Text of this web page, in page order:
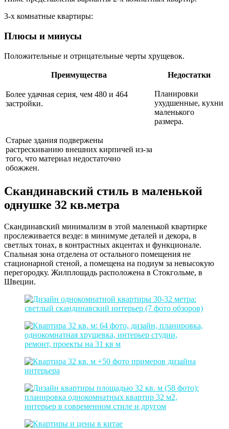
3-х комнатные квартиры:
Плюсы и минусы
Положительные и отрицательные черты хрущевок.
Преимущества Недостатки
Более удачная серия, чем 480 и 464
застройки.
Планировки
ухудшенные, кухни
маленького
размера.
Старые здания подвержены
растрескиванию внешних кирпичей из-за
того, что материал недостаточно
обожжен.
Скандинавский стиль в маленькой
однушке 32 кв.метра
Скандинавский минимализм в этой маленькой квартирке
прослеживается везде: в минимуме деталей и декора, в
светлых тонах, в контрастных акцентах и функционале.
Спальная зона отделена от остального помещения не
стационарной стеной, а помещена на подиум за невысокую
перегородку. Жилплощадь расположена в Стокгольме, в
Швеции.